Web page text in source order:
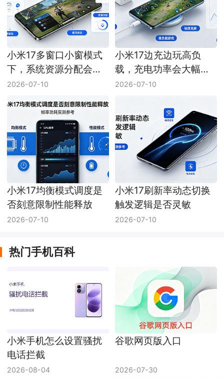
小米17多窗口小窗模式
下，系统资源分配会不
会主动降性能
2026-07-10
小米17边充边玩高负
载，充电功率会大幅下
压吗？
2026-07-10
小米17均衡模式调度是
否刻意限制性能释放
2026-07-10
小米17刷新率动态切换
触发逻辑是否灵敏
2026-07-10
热门手机百科
小米手机怎么设置骚扰
电话拦截
2026-08-04
谷歌网页版入口
2026-07-30